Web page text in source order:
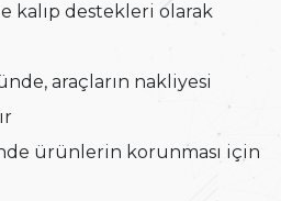
kalıp destekleri olarak
araçların nakliyesi
ürünlerin korunması için